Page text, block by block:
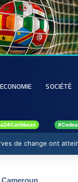
ECONOMIE SOCIÉTÉ
de change ont